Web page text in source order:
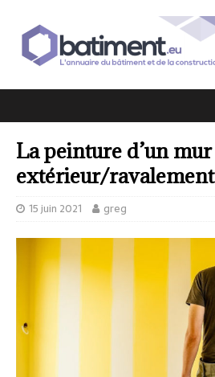
La peinture d’un mur
extérieur/ravalement
15 juin 2021 greg